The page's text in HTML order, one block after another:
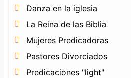
Danza en la iglesia
La Reina de las Biblia
Mujeres Predicadoras
Pastores Divorciados
Predicaciones "light"